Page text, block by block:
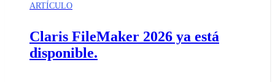
ARTÍCULO
Claris FileMaker 2026 ya está
disponible.